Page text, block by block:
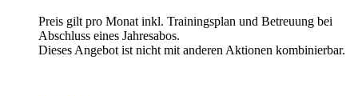
Preis gilt pro Monat inkl. Trainingsplan und Betreuung bei
Abschluss eines Jahresabos.
Dieses Angebot ist nicht mit anderen Aktionen kombinierbar.